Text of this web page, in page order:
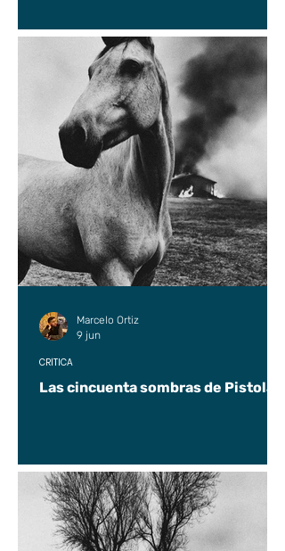
Las cincuenta sombras de Pistolas
CRÍTICA
Marcelo Ortiz
9 jun